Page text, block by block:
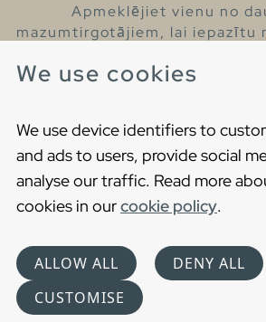
We use cookies
We use device identifiers to
and ads to users, provide social
analyse our traffic. Read more
cookies in ourcookie policy.
ALLOW ALL
DENY ALL
CUSTOMISE
Apmeklējiet vienu no
mazumtirgotājiem, lai iepazītu
Cookies
Privātuma
Choose language